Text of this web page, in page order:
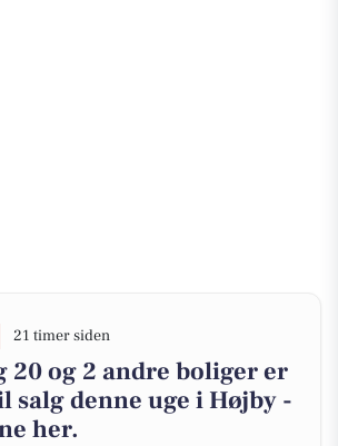
21 timer siden
20 og 2 andre boliger er
salg denne uge i Højby -
her.